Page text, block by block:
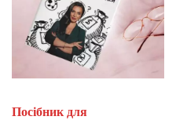
Посібник для